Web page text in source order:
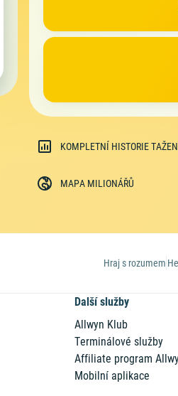
5. pořadí
2. pořadí
4. pořadí
6. pořadí
KOMPLETNÍ HISTORIE
MAPA MILIONÁŘŮ
Hraj s rozumem
Další služby
Allwyn Klub
Terminálové služby
Affiliate program
Mobilní aplikace